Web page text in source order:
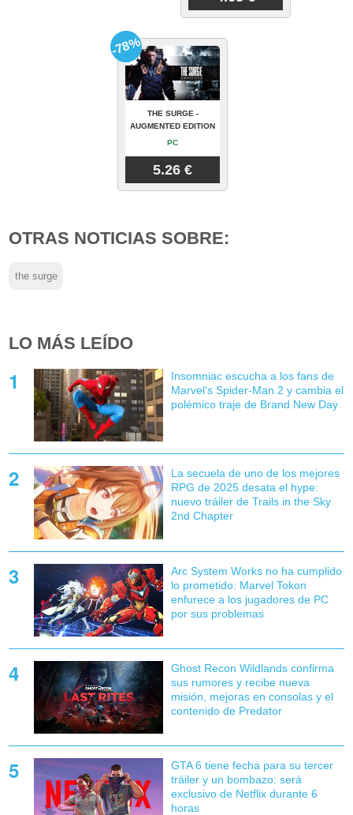
THE SURGE -
AUGMENTED EDITION
PC
5.26 €
-78%
OTRAS NOTICIAS SOBRE:
the surge
LO MÁS LEÍDO
Insomniac escucha a los fans de
Marvel's Spider-Man 2 y cambia el
polémico traje de Brand New Day
La secuela de uno de los mejores
RPG de 2025 desata el hype:
nuevo tráiler de Trails in the Sky
2nd Chapter
Arc System Works no ha cumplido
lo prometido: Marvel Tokon
enfurece a los jugadores de PC
por sus problemas
Ghost Recon Wildlands confirma
sus rumores y recibe nueva
misión, mejoras en consolas y el
contenido de Predator
GTA 6 tiene fecha para su tercer
tráiler y un bombazo: será
exclusivo de Netflix durante 6
horas